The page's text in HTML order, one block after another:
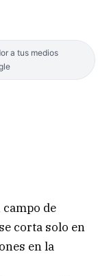
a tus medios
de
corta solo en
en la